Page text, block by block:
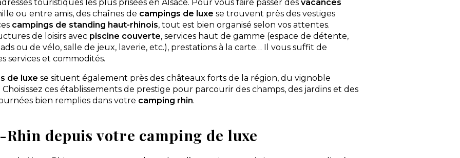
touristiques les plus prisées en Alsace. Pour vous faire passer desvacances
ou entre amis, des chaînes de campings de luxe se trouvent près des vestiges
campings de standing haut-rhinois, tout est bien organisé selon vos attentes.
de loisirs avec piscine couverte, services haut de gamme (espace de détente,
ou de vélo, salle de jeux, laverie, etc.), prestations à la carte… Il vous suffit de
services et commodités.
de luxe se situent également près des châteaux forts de la région, du vignoble
ces établissements de prestige pour parcourir des champs, des jardins et des
bien remplies dans votre camping rhin.
depuis votre camping de luxe